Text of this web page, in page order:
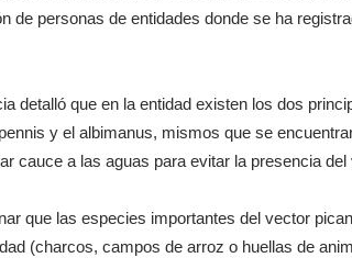
de personas de entidades donde se ha
detalló que en la entidad existen los dos
y el albimanus, mismos que se
cauce a las aguas para evitar la presencia del
que las especies importantes del vector
(charcos, campos de arroz o huellas de